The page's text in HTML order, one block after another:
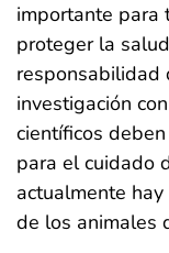
importante para
proteger la
responsabilidad
investigación
científicos
para el cuidado
actualmente
de los animales